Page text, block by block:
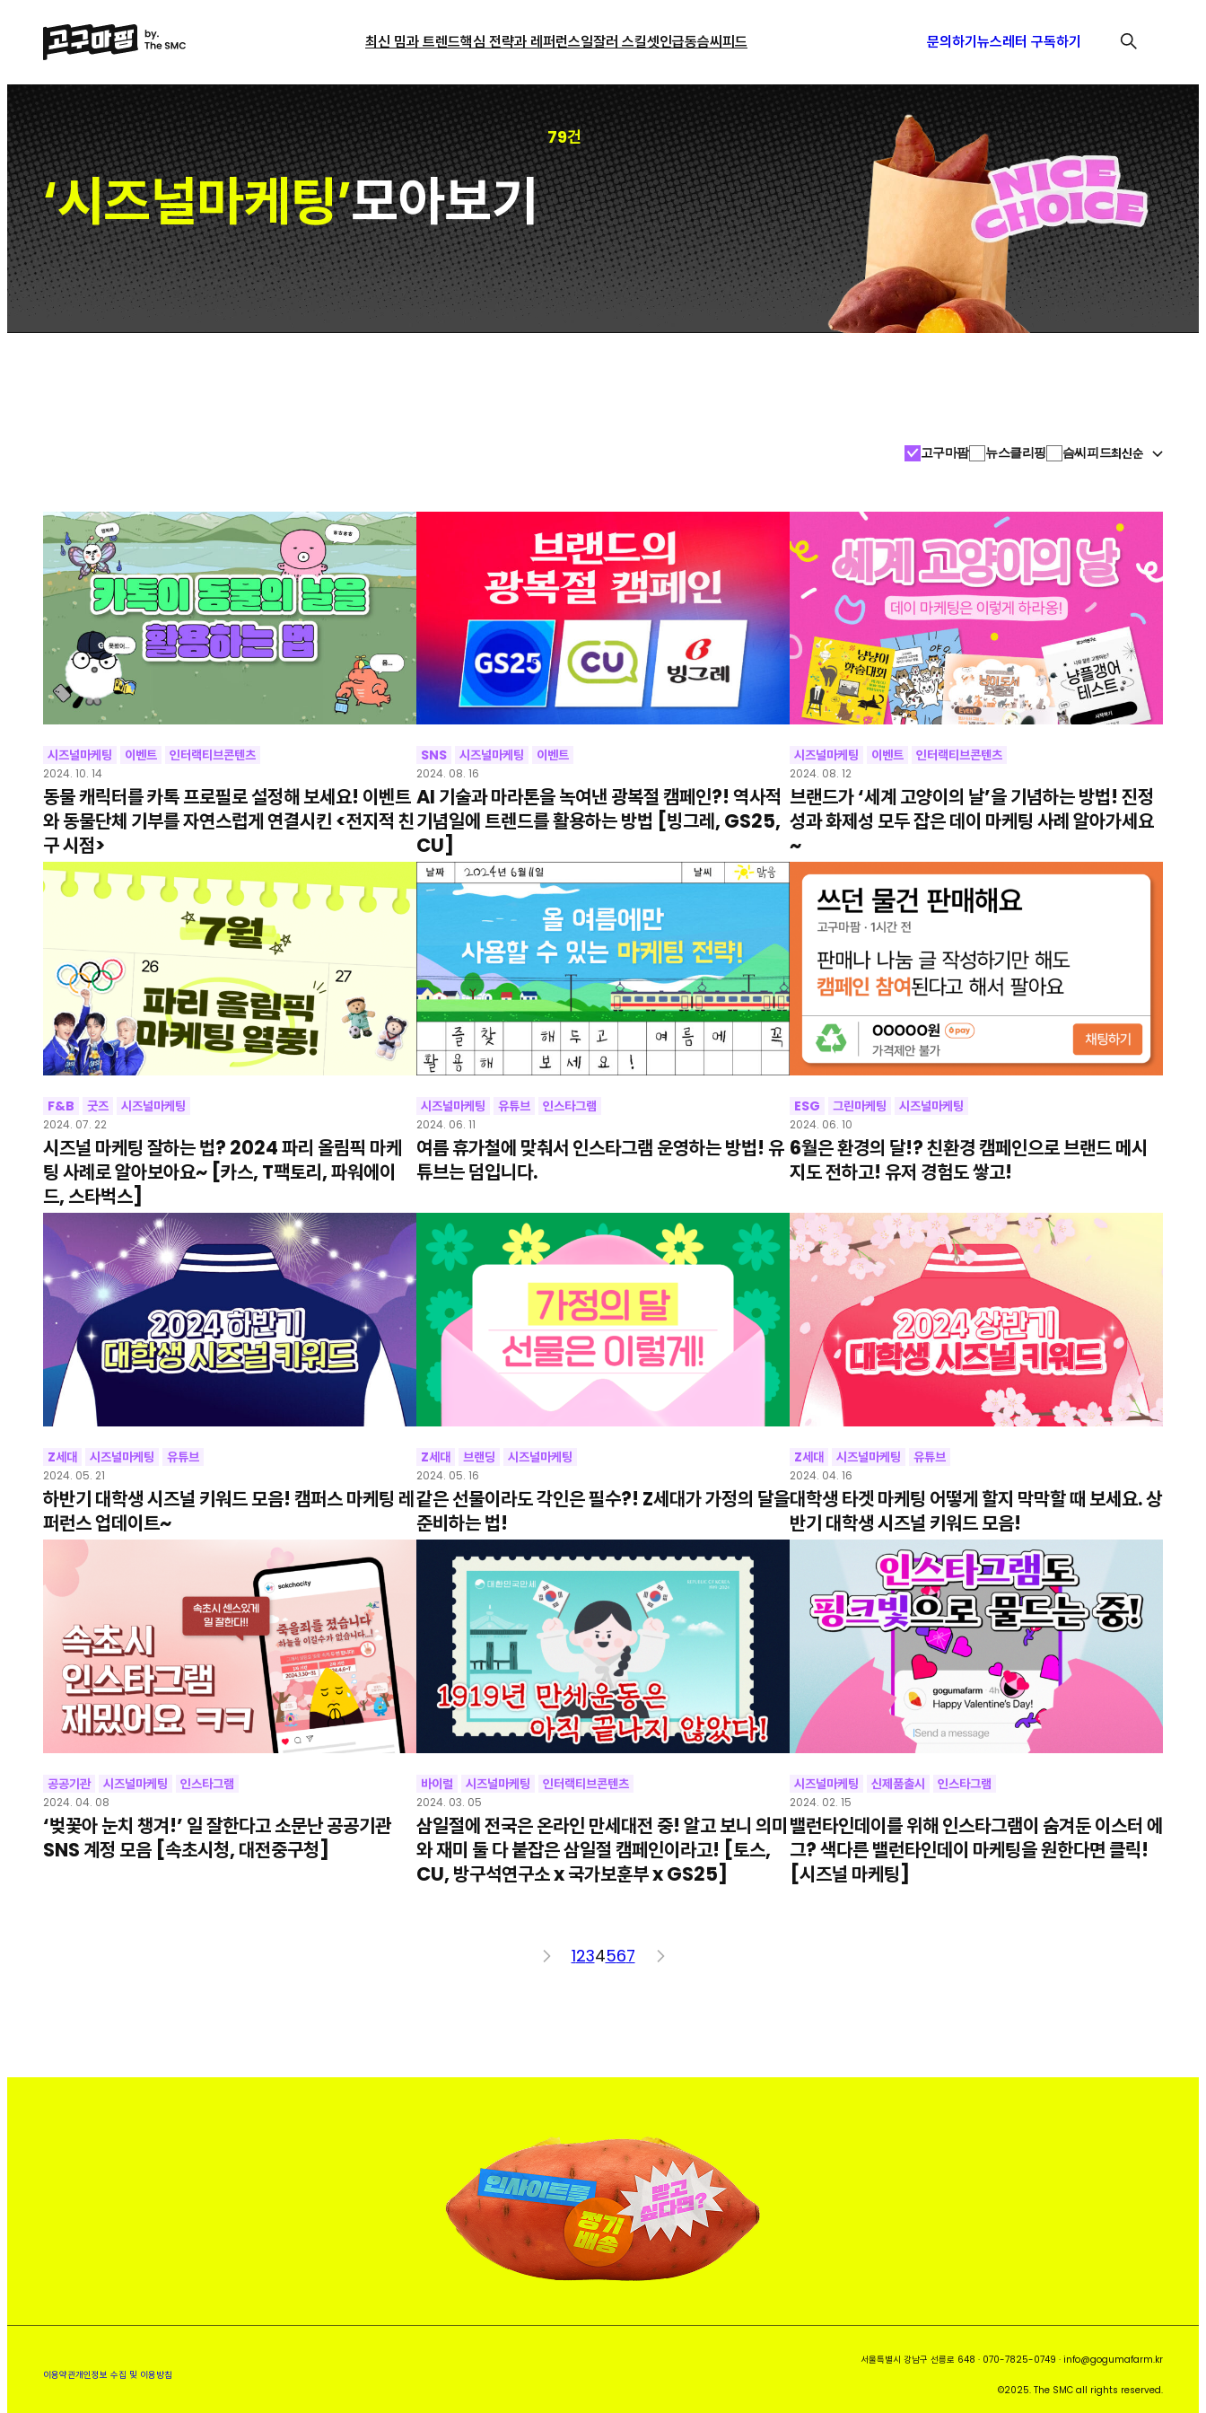
최신 밈과 트렌드핵심 전략과 레퍼런스일잘러 스킬셋인급동슴씨피드 문의하기뉴스레터 구독하기
‘시즈널마케팅’모아보기
79건
고구마팜 뉴스클리핑 슴씨피드최신순
시즈널마케팅 이벤트 인터랙티브콘텐츠
2024. 10. 14
동물 캐릭터를 카톡 프로필로 설정해 보세요! 이벤트
와 동물단체 기부를 자연스럽게 연결시킨 <전지적 친
구 시점>
SNS 시즈널마케팅 이벤트
2024. 08. 16
AI 기술과 마라톤을 녹여낸 광복절 캠페인?! 역사적
기념일에 트렌드를 활용하는 방법 [빙그레, GS25,
CU]
시즈널마케팅 이벤트 인터랙티브콘텐츠
2024. 08. 12
브랜드가 ‘세계 고양이의 날’을 기념하는 방법! 진정
성과 화제성 모두 잡은 데이 마케팅 사례 알아가세요
~
F&B 굿즈 시즈널마케팅
2024. 07. 22
시즈널 마케팅 잘하는 법? 2024 파리 올림픽 마케
팅 사례로 알아보아요~ [카스, T팩토리, 파워에이
드, 스타벅스]
시즈널마케팅 유튜브 인스타그램
2024. 06. 11
여름 휴가철에 맞춰서 인스타그램 운영하는 방법! 유
튜브는 덤입니다.
ESG 그린마케팅 시즈널마케팅
2024. 06. 10
6월은 환경의 달!? 친환경 캠페인으로 브랜드 메시
지도 전하고! 유저 경험도 쌓고!
Z세대 시즈널마케팅 유튜브
2024. 05. 21
하반기 대학생 시즈널 키워드 모음! 캠퍼스 마케팅 레
퍼런스 업데이트~
Z세대 브랜딩 시즈널마케팅
2024. 05. 16
같은 선물이라도 각인은 필수?! Z세대가 가정의 달을
준비하는 법!
Z세대 시즈널마케팅 유튜브
2024. 04. 16
대학생 타겟 마케팅 어떻게 할지 막막할 때 보세요. 상
반기 대학생 시즈널 키워드 모음!
공공기관 시즈널마케팅 인스타그램
2024. 04. 08
‘벚꽃아 눈치 챙겨!’ 일 잘한다고 소문난 공공기관
SNS 계정 모음 [속초시청, 대전중구청]
바이럴 시즈널마케팅 인터랙티브콘텐츠
2024. 03. 05
삼일절에 전국은 온라인 만세대전 중! 알고 보니 의미
와 재미 둘 다 붙잡은 삼일절 캠페인이라고! [토스,
CU, 방구석연구소 x 국가보훈부 x GS25]
시즈널마케팅 신제품출시 인스타그램
2024. 02. 15
밸런타인데이를 위해 인스타그램이 숨겨둔 이스터 에
그? 색다른 밸런타인데이 마케팅을 원한다면 클릭!
[시즈널 마케팅]
< 1234567 >
이용약관개인정보 수집 및 이용방침
서울특별시 강남구 선릉로 648 · 070-7825-0749 · info@gogumafarm.kr
©2025. The SMC all rights reserved.